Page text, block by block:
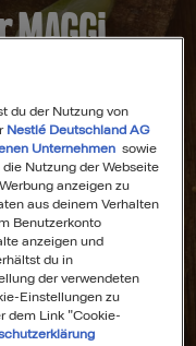
Dein
für
stressfreies
Kochen!
du der Nutzung von
Nestlé Deutschland AG
Unternehmen sowie
Nutzung der Webseite
anzeigen zu
aus deinem Verhalten
Benutzerkonto
anzeigen und
du in
der verwendeten
Einstellungen zu
dem Link "Cookie-